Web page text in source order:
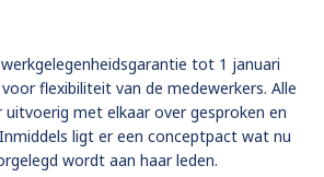
tot 1 januari
flexibiliteit van de medewerkers. Alle
uitvoerig met elkaar over gesproken en
ligt er een conceptpact wat nu
wordt aan haar leden.